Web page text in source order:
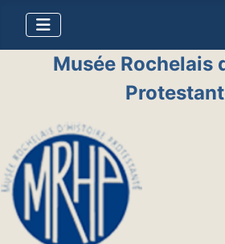
Musée Rochelais